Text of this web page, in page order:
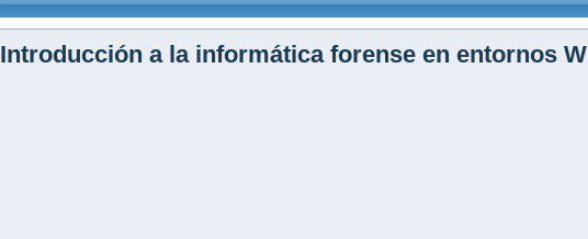
Introducción a la informática forense en entornos